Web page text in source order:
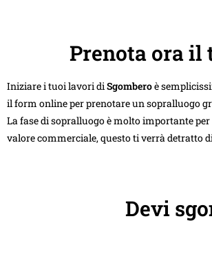
Prenota ora il
Iniziare i tuoi lavori di Sgomberoè
il form online per prenotare un sopralluogo
La fase di sopralluogo è molto importante
valore commerciale, questo ti verrà detratto
Devi